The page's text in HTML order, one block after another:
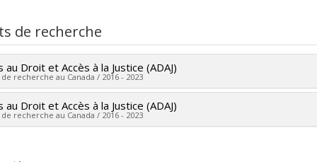
:Maîtrise
obtenu :LL. M.
le document dans Papyrus
de recherche
au Droit et Accès à la Justice (ADAJ)
recherche au Canada / 2016 - 2023
principal :Pierre Noreau
:Pierre Trudel,Brigitte Lefebvre,Marc André Éthier,
au Droit et Accès à la Justice (ADAJ)
recherche au Canada / 2016 - 2023